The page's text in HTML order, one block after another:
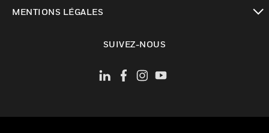
MENTIONS LÉGALES
SUIVEZ-NOUS